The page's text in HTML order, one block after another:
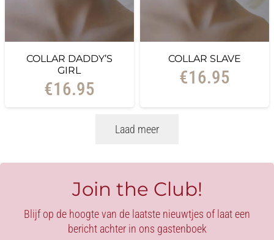
COLLAR DADDY’S
GIRL
€16.95
COLLAR SLAVE
€16.95
Laad meer
Join the Club!
Blijf op de hoogte van de laatste nieuwtjes of laat een
bericht achter in ons gastenboek